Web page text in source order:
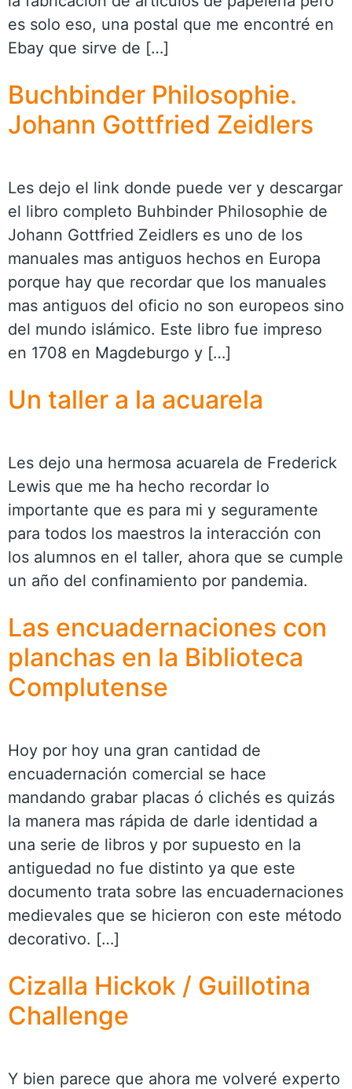
es solo eso, una postal que me encontré en
Ebay que sirve de […]
Buchbinder Philosophie.
Johann Gottfried Zeidlers
Les dejo el link donde puede ver y descargar
el libro completo Buhbinder Philosophie de
Johann Gottfried Zeidlers es uno de los
manuales mas antiguos hechos en Europa
porque hay que recordar que los manuales
mas antiguos del oficio no son europeos sino
del mundo islámico. Este libro fue impreso
en 1708 en Magdeburgo y […]
Un taller a la acuarela
Les dejo una hermosa acuarela de Frederick
Lewis que me ha hecho recordar lo
importante que es para mi y seguramente
para todos los maestros la interacción con
los alumnos en el taller, ahora que se cumple
un año del confinamiento por pandemia.
Las encuadernaciones con
planchas en la Biblioteca
Complutense
Hoy por hoy una gran cantidad de
encuadernación comercial se hace
mandando grabar placas ó clichés es quizás
la manera mas rápida de darle identidad a
una serie de libros y por supuesto en la
antiguedad no fue distinto ya que este
documento trata sobre las encuadernaciones
medievales que se hicieron con este método
decorativo. […]
Cizalla Hickok / Guillotina
Challenge
Y bien parece que ahora me volveré experto